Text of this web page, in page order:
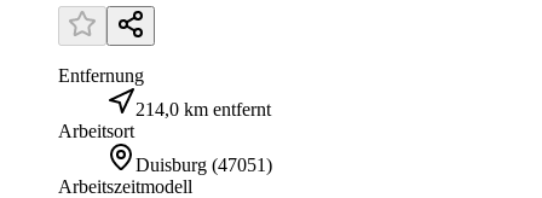
Entfernung
214,0 km entfernt
Arbeitsort
Duisburg (47051)
Arbeitszeitmodell